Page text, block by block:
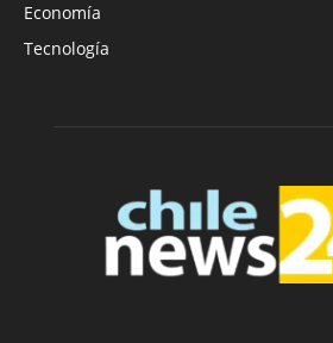
Economía
Tecnología